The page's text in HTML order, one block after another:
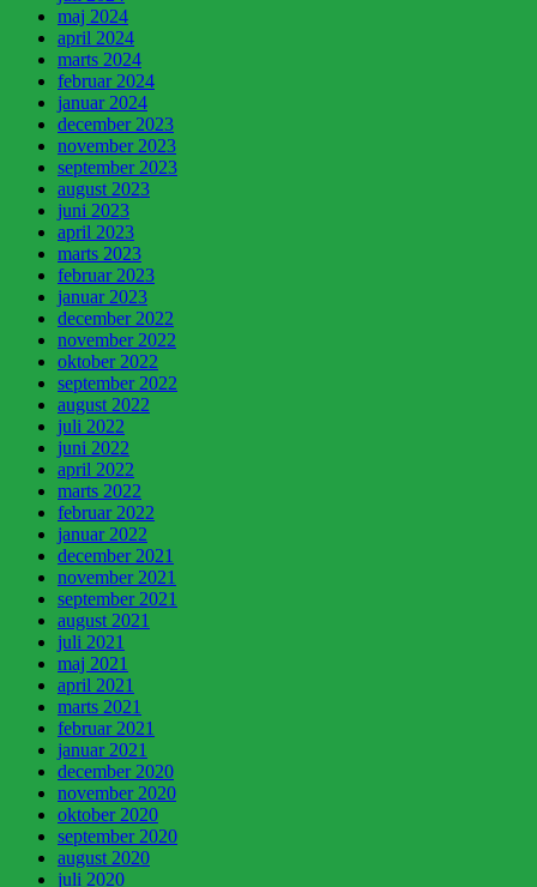
maj 2024
april 2024
marts 2024
februar 2024
januar 2024
december 2023
november 2023
september 2023
august 2023
juni 2023
april 2023
marts 2023
februar 2023
januar 2023
december 2022
november 2022
oktober 2022
september 2022
august 2022
juli 2022
juni 2022
april 2022
marts 2022
februar 2022
januar 2022
december 2021
november 2021
september 2021
august 2021
juli 2021
maj 2021
april 2021
marts 2021
februar 2021
januar 2021
december 2020
november 2020
oktober 2020
september 2020
august 2020
juli 2020